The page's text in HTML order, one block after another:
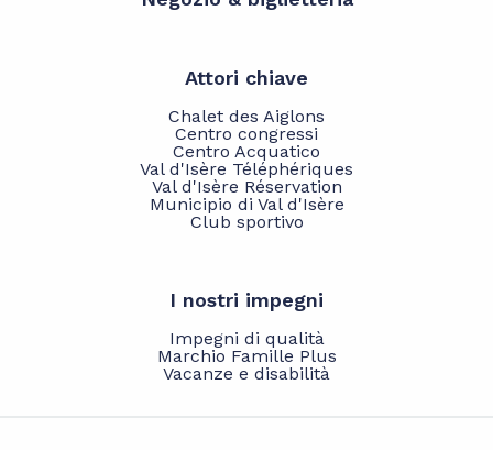
Attori chiave
Chalet des Aiglons
Centro congressi
Centro Acquatico
Val d'Isère Téléphériques
Val d'Isère Réservation
Municipio di Val d'Isère
Club sportivo
I nostri impegni
Impegni di qualità
Marchio Famille Plus
Vacanze e disabilità